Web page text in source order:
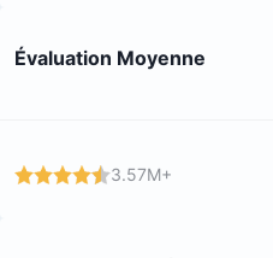
Évaluation Moyenne
3.57M+